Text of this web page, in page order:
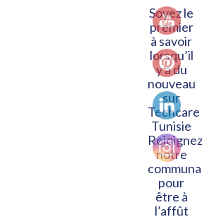
Soyez le
premier
à savoir
lorsqu’il
y a du
nouveau
sur
Techcare
Tunisie
Rejoignez
notre
pour
être à
l’affût